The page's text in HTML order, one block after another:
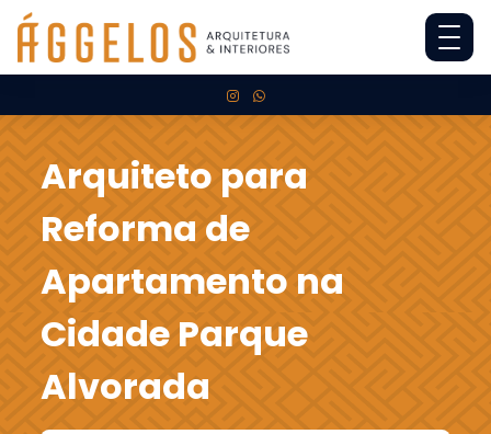
Arquiteto para
Reforma de
Apartamento na
Cidade Parque
Alvorada